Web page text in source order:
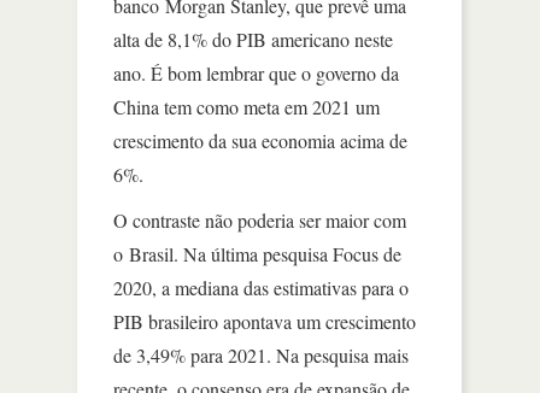
alta de 8,1% do PIB americano neste
ano. É bom lembrar que o governo da
China tem como meta em 2021 um
crescimento da sua economia acima de
6%.
O contraste não poderia ser maior com
o Brasil. Na última pesquisa Focus de
2020, a mediana das estimativas para o
PIB brasileiro apontava um crescimento
de 3,49% para 2021. Na pesquisa mais